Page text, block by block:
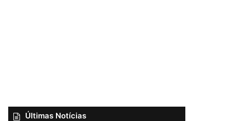
Últimas Notícias